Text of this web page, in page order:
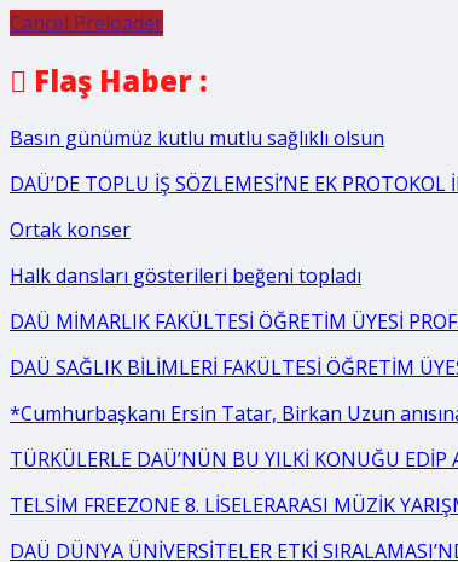
Cancel Preloader
Flaş Haber :
Basın günümüz kutlu mutlu sağlıklı olsun
DAÜ’DE TOPLU İŞ SÖZLEMESİ’NE EK
Ortak konser
Halk dansları gösterileri beğeni topladı
DAÜ MİMARLIK FAKÜLTESİ ÖĞRETİM ÜYESİ
DAÜ SAĞLIK BİLİMLERİ FAKÜLTESİ ÖĞRETİM
*Cumhurbaşkanı Ersin Tatar, Birkan Uzun
TÜRKÜLERLE DAÜ’NÜN BU YILKİ KONUĞU EDİP
TELSİM FREEZONE 8. LİSELERARASI MÜZİK
DAÜ DÜNYA ÜNİVERSİTELER ETKİ